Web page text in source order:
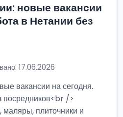
новые вакансии
в Нетании без
17.06.2026
вакансии на сегодня.
посредников<br />
маляры, плиточники и